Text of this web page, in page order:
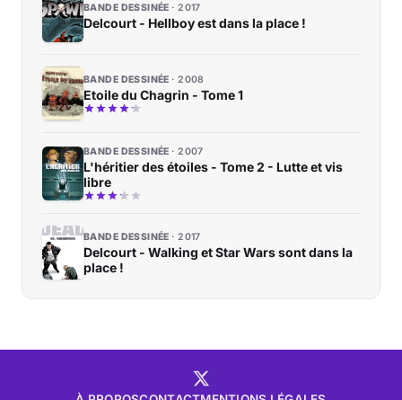
BANDE DESSINÉE 2017
Delcourt - Hellboy est dans la place !
BANDE DESSINÉE 2008
Etoile du Chagrin - Tome 1
BANDE DESSINÉE 2007
L'héritier des étoiles - Tome 2 - Lutte et vis
libre
BANDE DESSINÉE 2017
Delcourt - Walking et Star Wars sont dans la
place !